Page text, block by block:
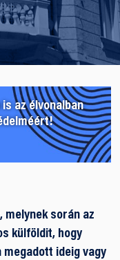
az élvonalban
melynek során az
külföldit, hogy
ideig vagy